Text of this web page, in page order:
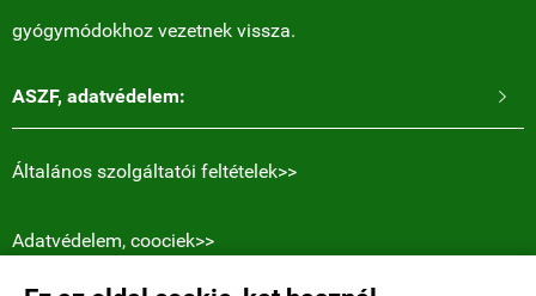
gyógymódokhoz vezetnek vissza.
ASZF, adatvédelem: 
Általános szolgáltatói feltételek>>
Adatvédelem, coociek>>